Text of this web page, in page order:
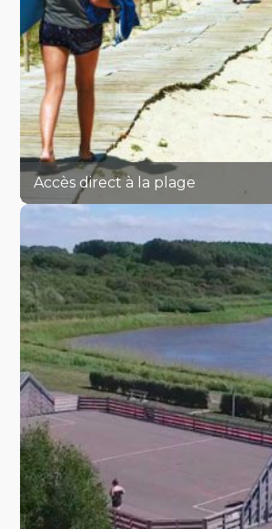
Accès direct à la plage